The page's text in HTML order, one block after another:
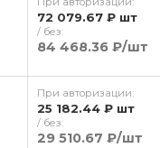
72 079.67 ₽ шт
/ без:
84 468.36 ₽/шт
При авторизации:
25 182.44 ₽ шт
/ без:
29 510.67 ₽/шт